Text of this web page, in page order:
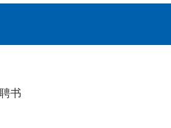
书